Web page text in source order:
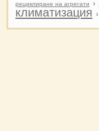
рециклиране на агрегати ›
климатизация ›